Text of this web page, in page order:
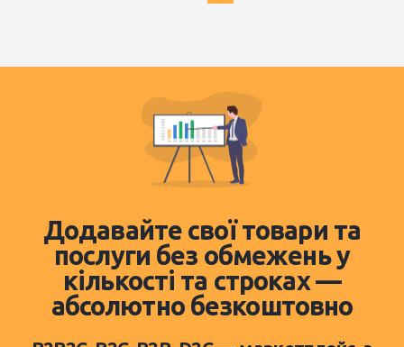
Додавайте свої товари та
послуги без обмежень у
кількості та строках —
абсолютно безкоштовно